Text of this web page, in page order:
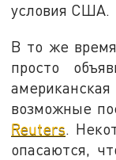
условия США.
В то же
просто
возможные
Reuters.
опасаются,